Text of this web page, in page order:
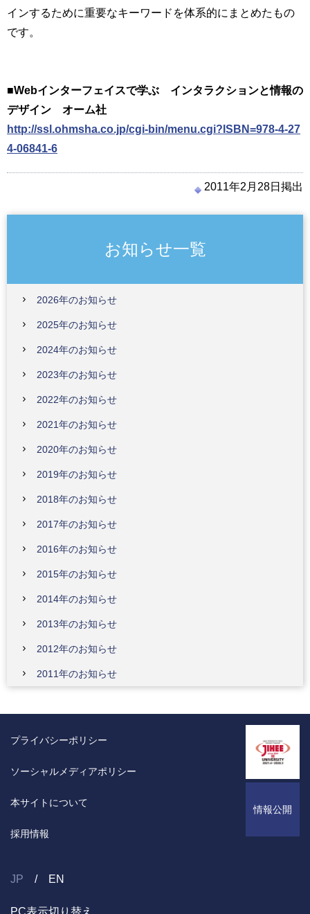
インするために重要なキーワードを体系的にまとめたもの
です。
■Webインターフェイスで学ぶ インタラクションと情報の
デザイン オーム社
http://ssl.ohmsha.co.jp/cgi-bin/menu.cgi?ISBN=978-4-27
4-06841-6
2011年2月28日掲出
お知らせ一覧
2026年のお知らせ
2025年のお知らせ
2024年のお知らせ
2023年のお知らせ
2022年のお知らせ
2021年のお知らせ
2020年のお知らせ
2019年のお知らせ
2018年のお知らせ
2017年のお知らせ
2016年のお知らせ
2015年のお知らせ
2014年のお知らせ
2013年のお知らせ
2012年のお知らせ
2011年のお知らせ
情報公開
プライバシーポリシー
ソーシャルメディアポリシー
本サイトについて
採用情報
JP EN